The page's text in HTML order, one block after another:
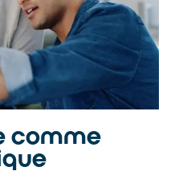
comme